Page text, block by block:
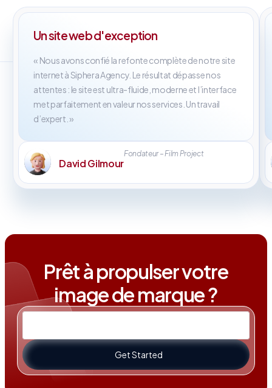
Un site web d'exception
« Nous avons confié la refonte complète de notre site
internet à Siphera Agency. Le résultat dépasse nos
attentes : le site est ultra-fluide, moderne et l’interface
met parfaitement en valeur nos services. Un travail
d’expert. »
David Gilmour
Fondateur – Film Project
Prêt à propulser votre
image de marque ?
Get Started